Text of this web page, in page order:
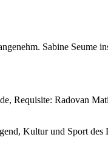
Sabine Seume
Requisite: Radovan
Kultur und Sport des